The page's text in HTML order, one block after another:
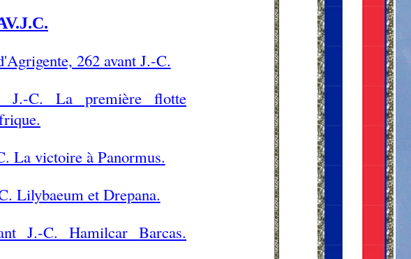
262 avant J.-C.
J.-C. La première flotte
La victoire à Panormus.
Lilybaeum et Drepana.
J.-C. HamilcarBarcas.